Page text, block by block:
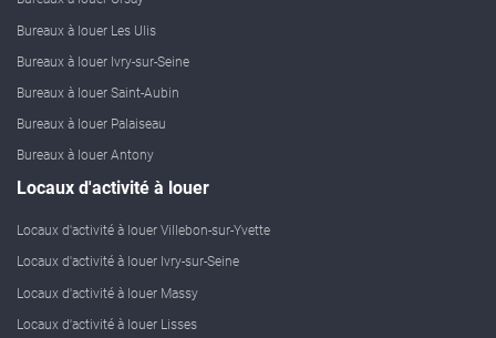
Bureaux à louer Les Ulis
Bureaux à louer Ivry-sur-Seine
Bureaux à louer Saint-Aubin
Bureaux à louer Palaiseau
Bureaux à louer Antony
Locaux d'activité à louer
Locaux d'activité à louer Villebon-sur-Yvette
Locaux d'activité à louer Ivry-sur-Seine
Locaux d'activité à louer Massy
Locaux d'activité à louer Lisses